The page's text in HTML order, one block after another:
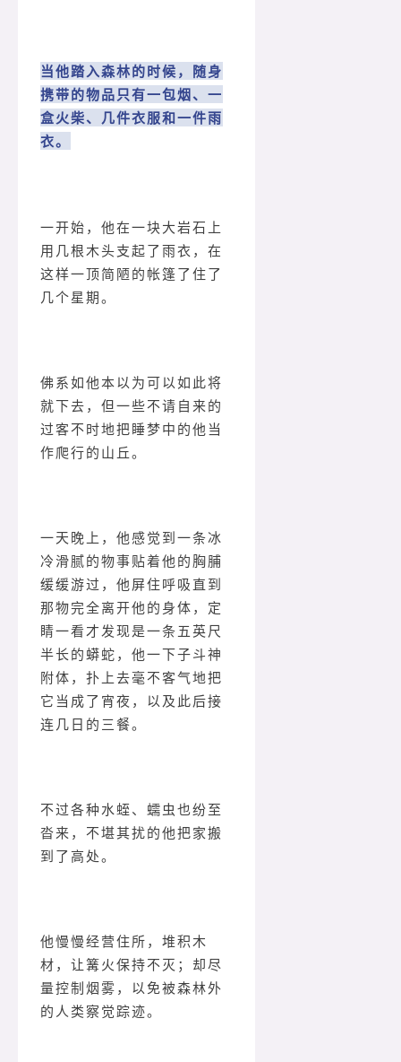
当他踏入森林的时候，随身
携带的物品只有一包烟、一
盒火柴、几件衣服和一件雨
衣。
一开始，他在一块大岩石上
用几根木头支起了雨衣，在
这样一顶简陋的帐篷了住了
几个星期。
佛系如他本以为可以如此将
就下去，但一些不请自来的
过客不时地把睡梦中的他当
作爬行的山丘。
一天晚上，他感觉到一条冰
冷滑腻的物事贴着他的胸脯
缓缓游过，他屏住呼吸直到
那物完全离开他的身体，定
睛一看才发现是一条五英尺
半长的蟒蛇，他一下子斗神
附体，扑上去毫不客气地把
它当成了宵夜，以及此后接
连几日的三餐。
不过各种水蛭、蠕虫也纷至
沓来，不堪其扰的他把家搬
到了高处。
他慢慢经营住所，堆积木
材，让篝火保持不灭；却尽
量控制烟雾，以免被森林外
的人类察觉踪迹。